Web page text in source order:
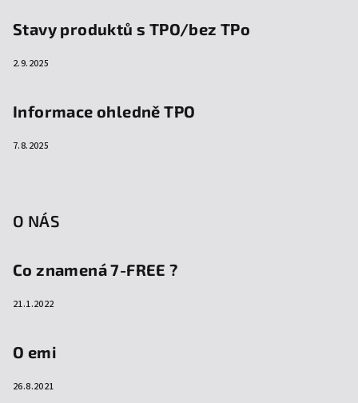
Stavy produktů s TPO/bez TPo
2.9.2025
Informace ohledně TPO
7.8.2025
O NÁS
Co znamená 7-FREE ?
21.1.2022
O emi
26.8.2021